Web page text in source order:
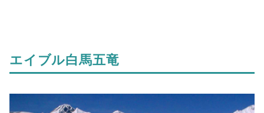
エイブル白馬五竜